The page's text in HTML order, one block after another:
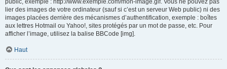
public, exemple : http://www.exemple.com/mon-image.gif. Vous ne pouvez pas
lier des images de votre ordinateur (sauf si c’est un serveur Web public) ni des
images placées derrière des mécanismes d’authentification, exemple : boîtes
aux lettres Hotmail ou Yahoo!, sites protégés par un mot de passe, etc. Pour
afficher l’image, utilisez la balise BBCode [img].
Haut